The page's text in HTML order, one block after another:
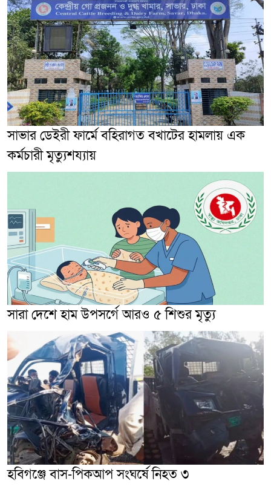
সাভার ডেইরী ফার্মে বহিরাগত বখাটের হামলায় এক
কর্মচারী মৃত্যুশয্যায়
সারা দেশে হাম উপসর্গে আরও ৫ শিশুর মৃত্যু
হবিগঞ্জে বাস-পিকআপ সংঘর্ষে নিহত ৩